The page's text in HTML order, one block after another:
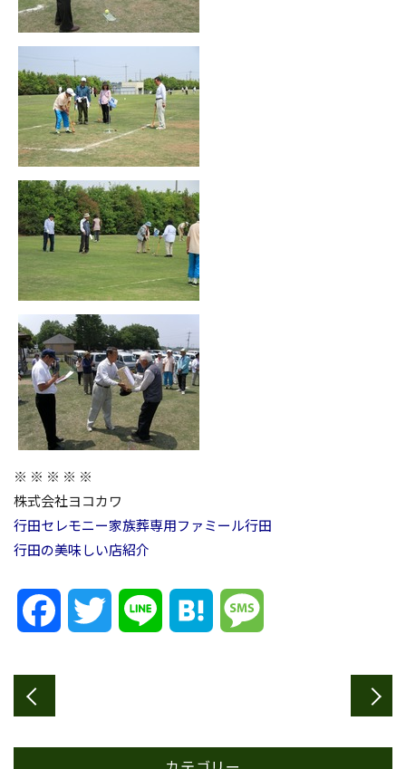
※ ※ ※ ※ ※
株式会社ヨコカワ
行田セレモニー家族葬専用ファミール行田
行田の美味しい店紹介
FacebookTwitter Line Hatena